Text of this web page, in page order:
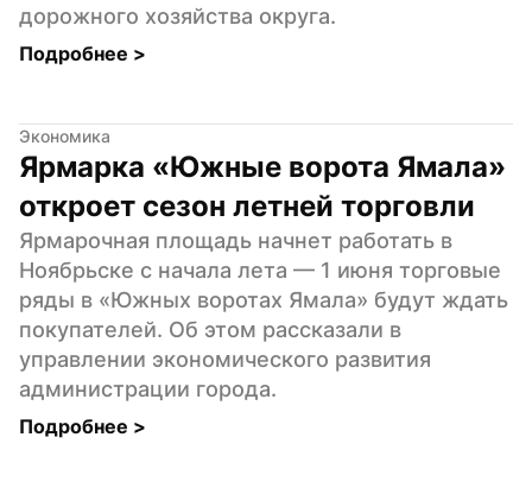
дорожного хозяйства округа.
Подробнее >
Экономика
Ярмарка «Южные ворота Ямала»
откроет сезон летней торговли
Ярмарочная площадь начнет работать в
Ноябрьске с начала лета — 1 июня торговые
ряды в «Южных воротах Ямала» будут ждать
покупателей. Об этом рассказали в
управлении экономического развития
администрации города.
Подробнее >